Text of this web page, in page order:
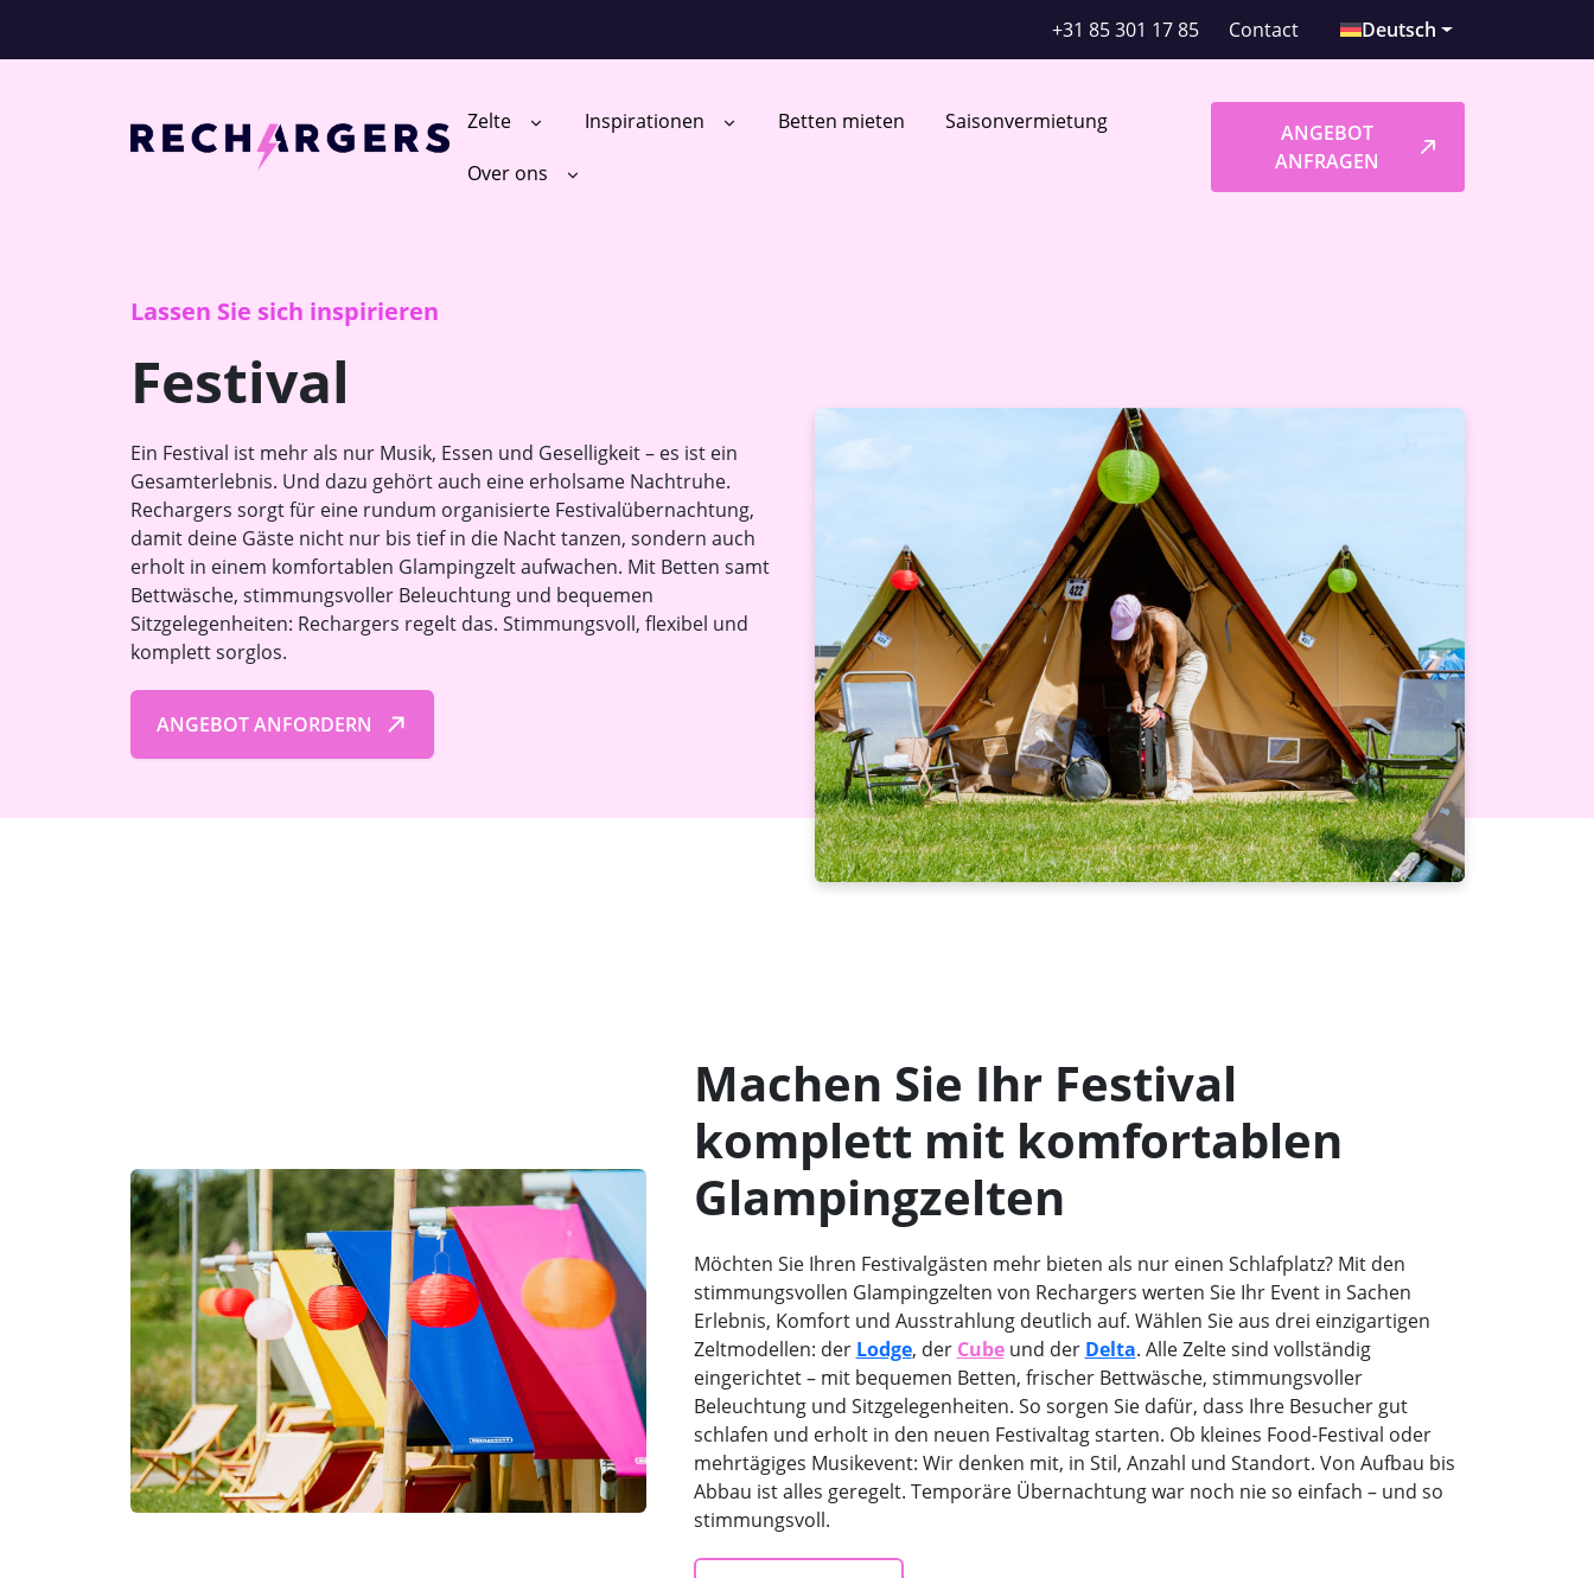
+31 85 301 17 85 Contact Deutsch
Zelte Inspirationen Betten mieten
Saisonvermietung
Over ons
ANGEBOT
ANFRAGEN
Lassen Sie sich inspirieren
Festival
Ein Festival ist mehr als nur Musik, Essen und Geselligkeit – es ist ein
Gesamterlebnis. Und dazu gehört auch eine erholsame Nachtruhe.
Rechargers sorgt für eine rundum organisierte Festivalübernachtung,
damit deine Gäste nicht nur bis tief in die Nacht tanzen, sondern auch
erholt in einem komfortablen Glampingzelt aufwachen. Mit Betten samt
Bettwäsche, stimmungsvoller Beleuchtung und bequemen
Sitzgelegenheiten: Rechargers regelt das. Stimmungs­voll, flexibel und
komplett sorglos.
ANGEBOT ANFORDERN
Machen Sie Ihr Festival
komplett mit komfortablen
Glampingzelten
Möchten Sie Ihren Festivalgästen mehr bieten als nur einen Schlafplatz? Mit den
stimmungsvollen Glampingzelten von Rechargers werten Sie Ihr Event in Sachen
Erlebnis, Komfort und Ausstrahlung deutlich auf. Wählen Sie aus drei einzigartigen
Zeltmodellen: der Lodge, der Cubeund der Delta. Alle Zelte sind vollständig
eingerichtet – mit bequemen Betten, frischer Bettwäsche, stimmungsvoller
Beleuchtung und Sitzgelegenheiten. So sorgen Sie dafür, dass Ihre Besucher gut
schlafen und erholt in den neuen Festivaltag starten. Ob kleines Food-Festival oder
mehrtägiges Musikevent: Wir denken mit, in Stil, Anzahl und Standort. Von Aufbau bis
Abbau ist alles geregelt. Temporäre Übernachtung war noch nie so einfach – und so
stimmungsvoll.